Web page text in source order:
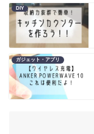
DIY
ガジェット・アプリ